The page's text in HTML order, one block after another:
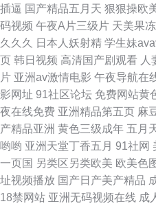
9197 亚洲另类8P 91熟女中文免费
视频网站大全 超碰伊人久久 内射网
久草福利网站 午夜精品久久99 91碰
HD 91人妻人人干 久草成人电影 四
费线上观看 亚洲日韩国产精品 91新
频日韩美欧中
插逼 国产精品五月天 狠狠操欧
码视频 午夜A片三级片 天美果
久久久
日本人妖射精 学生妹
页 韩日视频 高清国产剧观看 人
片 亚洲av激情电影 午夜导航在
影网址 91社区论坛 免费网站黄
夜在线免费 亚洲精品第五页 麻
产精品亚洲 黄色三级成年 五月
哟哟 亚洲天堂丁香五月 91社网
一页国 另类区另类欧美 欧美色
址视频播放 国产日产美产精品
18禁网站 亚洲无码视频在线 成